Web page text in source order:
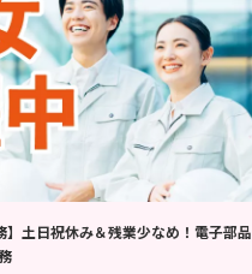
】土日祝休み＆残業少なめ！電子部品